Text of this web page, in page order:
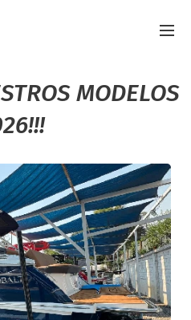
MODELOS